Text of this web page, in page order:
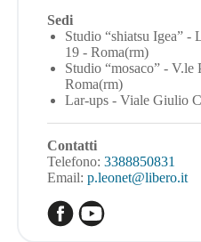
Sedi
Studio “shiatsu Igea” -
19 - Roma(rm)
Studio “mosaco” -
Roma(rm)
Lar-ups - Viale Giulio
Contatti
Telefono: 3388850831
Email: p.leonet@libero.it